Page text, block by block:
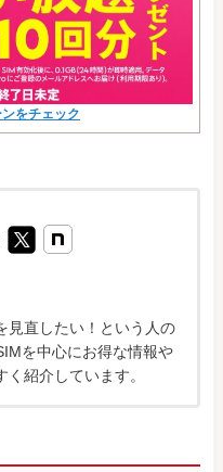
をチェック
見直したい！という人の
を中心にお得な情報や
紹介しています。